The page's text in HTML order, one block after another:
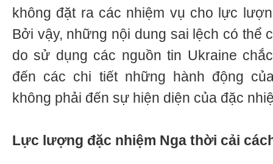
không đặt ra các nhiệm vụ cho lực
Bởi vậy, những nội dung sai lệch có thể
do sử dụng các nguồn tin Ukraine
đến các chi tiết những hành động
không phải đến sự hiện diện của đặc
Lực lượng đặc nhiệm Nga thời cải